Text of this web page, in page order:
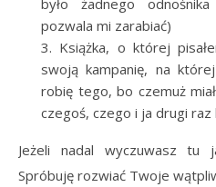
było żadnego
pozwala mi zarabiać)
Książka, o której
swoją kampanię, na
robię tego, bo czemuż
czegoś, czego i ja drugi raz
Jeżeli nadal wyczuwasz tu
Spróbuję rozwiać Twoje